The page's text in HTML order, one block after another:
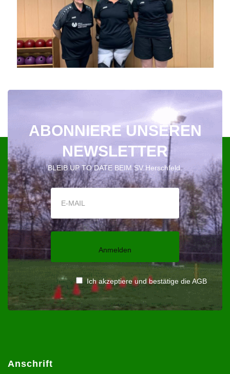
ABONNIERE UNSEREN
NEWSLETTER
BLEIB UP TO DATE BEIM SV Herschfeld.
Ich akzeptiere und bestätige die AGB
Anschrift